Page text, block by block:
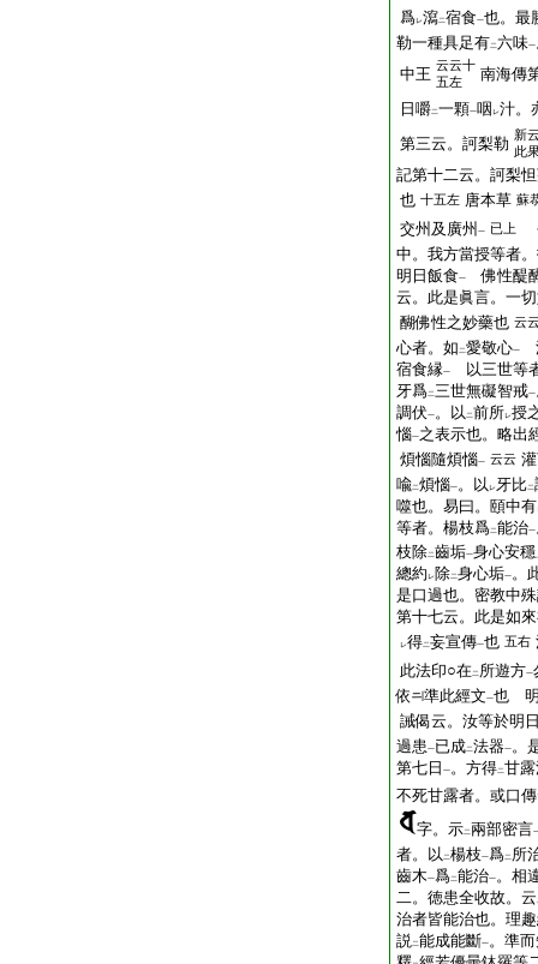
爲レ瀉二宿食一也。最
勒一種具足有二六味一
中王 云云十
五左
南海傳
日嚼二一顆一咽 レ汁。
第三云。訶梨勒 新
此
記第十二云。訶梨
也 十五左 唐本草 蘇
交州及廣州 一 已上
中。我方當授等者
明日飯食一
佛性醍
云。此是眞言。一
醐佛性之妙藥也 云
心者。如 二愛敬心一
宿食縁一
以三世等
牙爲二三世無礙智戒一
調伏一。以 二前所レ授
惱一之表示也。略出
煩惱隨煩惱一 云云
喩二煩惱一。以 レ牙比二
噬也。易曰。頤中有
等者。楊枝爲二能治一
枝除二齒垢一身心安穩
總約 レ除二身心垢一。
是口過也。密教中
第十七云。此是如
レ得二妄宣傳一也 五右
此法印○在二 所遊方一
依
準此經文一也 明
誡偈云。汝等於明
過患一已成二法器一。
第七日 一。方得二甘
不死甘露者。或口
字。示二兩部密言
者。以 二楊枝一爲二 所
齒木一爲二能治一。相
二。徳患全收故。云
治者皆能治也。理
説二能成能斷一。準